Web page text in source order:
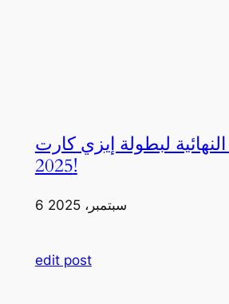
لبطولة إيزي كارت
2025!
6 سبتمبر، 2025
edit post